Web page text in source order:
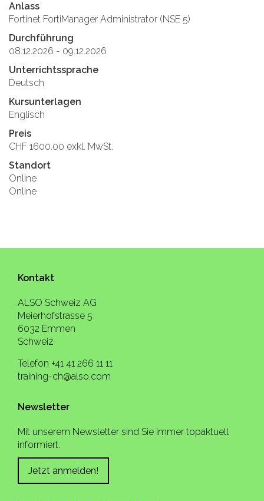
Anlass
Fortinet FortiManager Administrator (NSE 5)
Durchführung
08.12.2026 - 09.12.2026
Unterrichtssprache
Deutsch
Kursunterlagen
Englisch
Preis
CHF 1600.00 exkl. MwSt.
Standort
Online
Online
Kontakt
ALSO Schweiz AG
Meierhofstrasse 5
6032 Emmen
Schweiz
Telefon +41 41 266 11 11
training-ch@also.com
Newsletter
Mit unserem Newsletter sind Sie immer topaktuell
informiert.
Jetzt anmelden!